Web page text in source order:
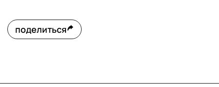
поделиться